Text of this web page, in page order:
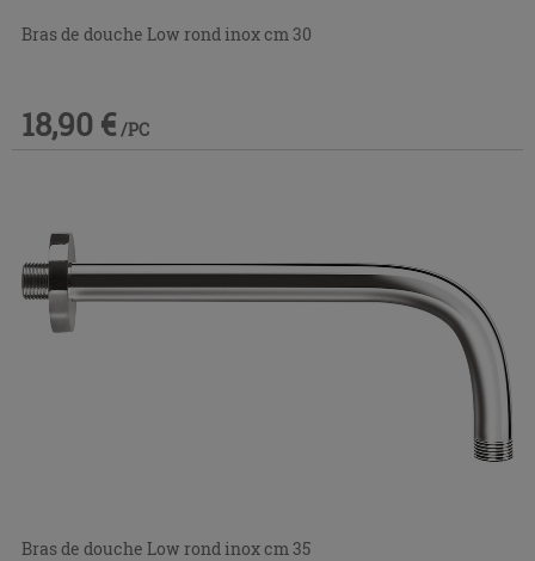
Bras de douche Low rond inox cm 30
18,90 € /PC
Bras de douche Low rond inox cm 35